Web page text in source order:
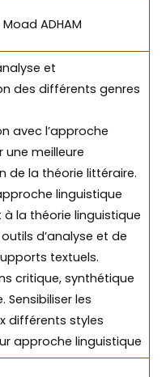
Moad ADHAM
et
des différents genres
avec l’approche
une meilleure
de la théorie littéraire.
linguistique
la théorie linguistique
d’analyse et de
textuels.
critique, synthétique
Sensibiliser les
différents styles
approche linguistique